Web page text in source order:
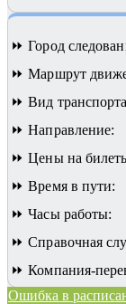
⏩ Город
⏩ Маршрут
⏩ Вид
⏩ Направление:
⏩ Цены на
⏩ Время в пути:
⏩ Часы работы:
⏩ Справочная
⏩ Компания-
Ошибка в